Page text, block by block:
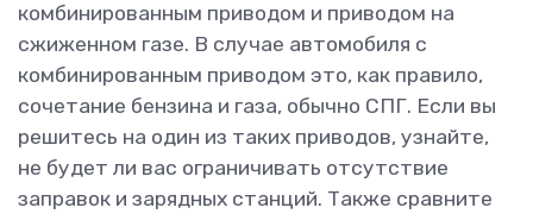
комбинированным приводом и приводом на
сжиженном газе. В случае автомобиля с
комбинированным приводом это, как правило,
сочетание бензина и газа, обычно СПГ. Если вы
решитесь на один из таких приводов, узнайте,
не будет ли вас ограничивать отсутствие
заправок и зарядных станций. Также сравните